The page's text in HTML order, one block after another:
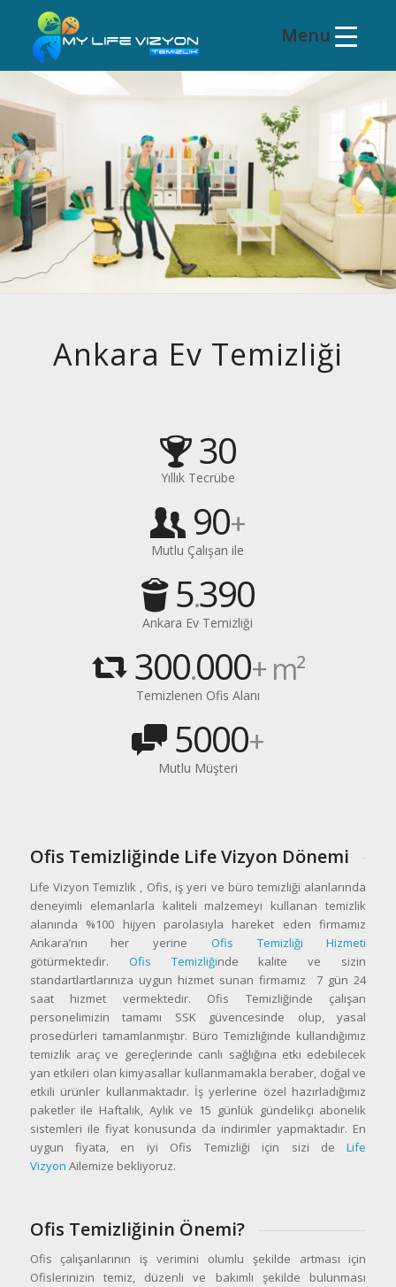
Ankara Ev Temizliği
30
Yıllık Tecrübe
90+
Mutlu Çalışan ile
5.390
Ankara Ev Temizliği
300.000+ m²
Temizlenen Ofis Alanı
5000+
Mutlu Müşteri
Ofis Temizliğinde Life Vizyon Dönemi
Life Vizyon Temizlik , Ofis, iş yeri ve büro temizliği alanlarında
deneyimli elemanlarla kaliteli malzemeyi kullanan temizlik
alanında %100 hijyen parolasıyla hareket eden firmamız
Ankara’nın her yerine Ofis Temizliği Hizmeti
götürmektedir. Ofis Temizliğinde kalite ve sizin
standartlartlarınıza uygun hizmet sunan firmamız 7 gün 24
saat hizmet vermektedir. Ofis Temizliğinde çalışan
personelimizin tamamı SSK güvencesinde olup, yasal
prosedürleri tamamlanmıştır. Büro Temizliğinde kullandığımız
temizlik araç ve gereçlerinde canlı sağlığına etki edebilecek
yan etkileri olan kimyasallar kullanmamakla beraber, doğal ve
etkili ürünler kullanmaktadır. İş yerlerine özel hazırladığımız
paketler ile Haftalık, Aylık ve 15 günlük gündelikçi abonelik
sistemleri ile fiyat konusunda da indirimler yapmaktadır. En
uygun fiyata, en iyi Ofis Temizliği için sizi deLife
Vizyon Ailemize bekliyoruz.
Ofis Temizliğinin Önemi?
Ofis çalışanlarının iş verimini olumlu şekilde artması için
Ofislerinizin temiz, düzenli ve bakımlı şekilde bulunması